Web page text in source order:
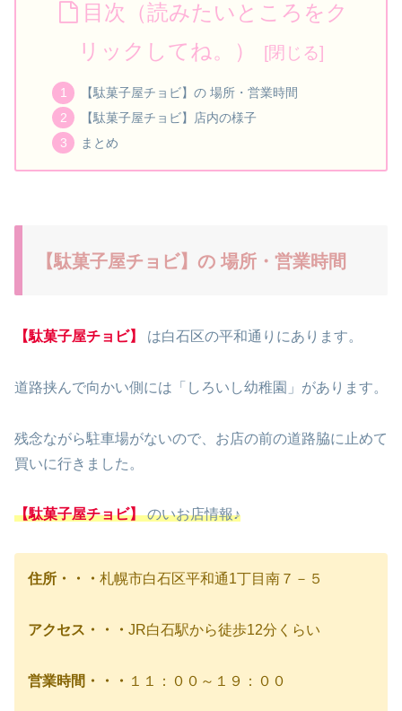
目次（読みたいところをク
リックしてね。）
【駄菓子屋チョビ】の 場所・営業時間
【駄菓子屋チョビ】店内の様子
まとめ
【駄菓子屋チョビ】の 場所・営業時間
【駄菓子屋チョビ】 は白石区の平和通りにあります。
道路挟んで向かい側には「しろいし幼稚園」があります。
残念ながら駐車場がないので、お店の前の道路脇に止めて
買いに行きました。
【駄菓子屋チョビ】のいお店情報♪
住所・・・ 札幌市白石区平和通1丁目南７－５
アクセス・・・ JR白石駅から徒歩12分くらい
営業時間・・・ １１：００～１９：００